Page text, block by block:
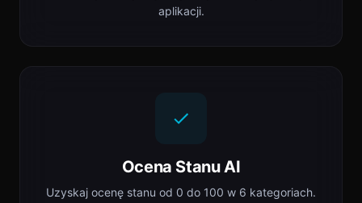
aplikacji.
Ocena Stanu AI
Uzyskaj ocenę stanu od 0 do 100 w 6 kategoriach.